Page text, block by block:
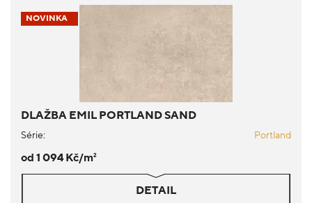
NOVINKA
DLAŽBA EMIL PORTLAND SAND
Série: Portland
od 1 094 Kč/m2
DETAIL